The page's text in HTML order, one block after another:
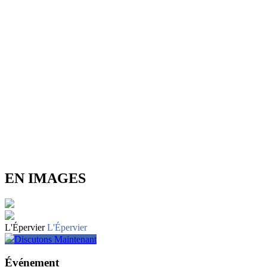
EN IMAGES
L'Épervier L'Épervier
Discutons Maintenant
Événement